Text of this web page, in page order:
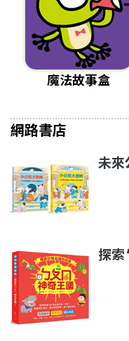
魔法故事盒
網路書店
未來
探